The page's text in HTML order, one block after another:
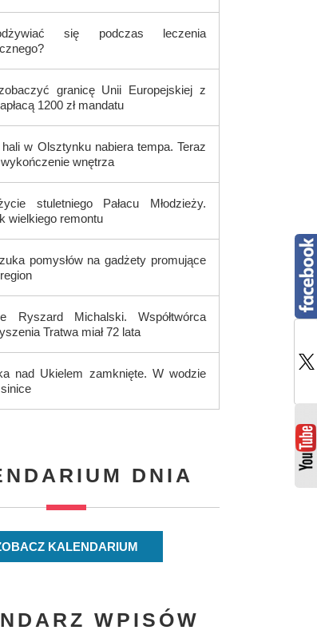
się podczas leczenia
granicę Unii Europejskiej z
1200 zł mandatu
hali w Olsztynku nabiera tempa. Teraz
wnętrza
stuletniego Pałacu Młodzieży.
wielkiego remontu
pomysłów na gadżety promujące
Ryszard Michalski. Współtwórca
Tratwa miał 72 lata
nad Ukielem zamknięte. W wodzie
DNIA
KALENDARIUM
WPISÓW